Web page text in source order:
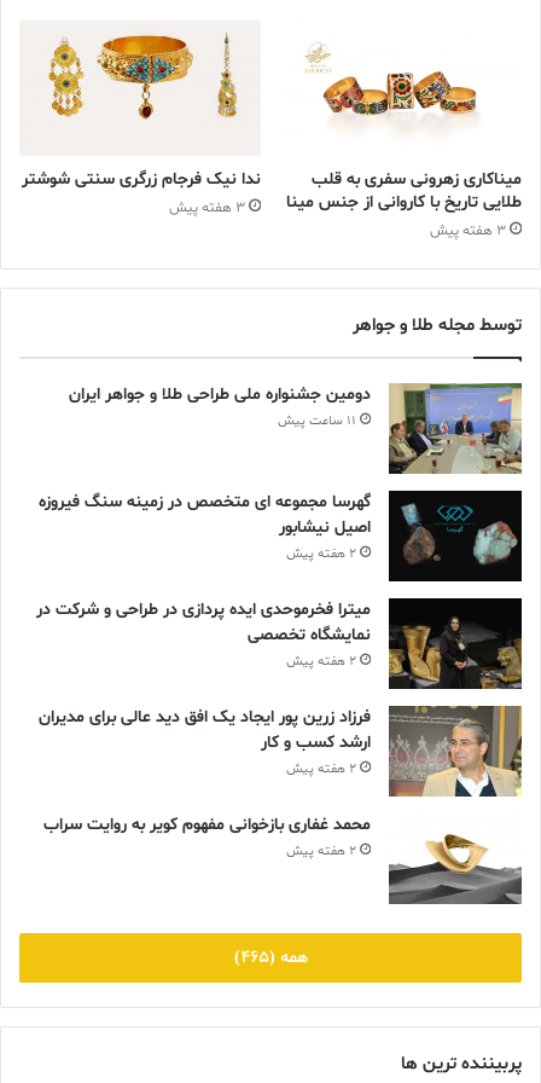
در سال ۱۸۸۹، ژوزف شومه، وارث هنری این خاندان، هدایت برند را بر
عهده گرفت. او با آینده‌نگری بی‌سابقه، تمامی طرح‌ها، نمونه‌های تاج‌ها
و اسناد فروش را از بدو تأسیس در سال ۱۷۸۰ حفظ کرد. در دوران اوج
جنبش نئوکلاسیک، شومه با الهام از هنر باستان، ترکیبی از کامه‌ئوها،
مرواریدها و سنگ‌های سخت را با الماس و یاقوت درآمیخت تا آثاری
خلق کند که هم باشکوه و هم مینیمال بودند.
میناکاری زهرونی سفری به قلب
طلایی تاریخ با کاروانی از جنس مینا
3 هفته پیش
ندا نیک فرجام زرگری سنتی شوشتر
3 هفته پیش
توسط مجله طلا و جواهر
دومین جشنواره ملی طراحی طلا و جواهر ایران
11 ساعت پیش
گهرسا مجموعه ای متخصص در زمینه سنگ فیروزه
اصیل نیشابور
2 هفته پیش
میترا فخرموحدی ایده پردازی در طراحی و شرکت در
نمایشگاه تخصصی
2 هفته پیش
فرزاد زرین پور ایجاد یک افق دید عالی برای مدیران
ارشد کسب و کار
2 هفته پیش
محمد غفاری بازخوانی مفهوم کویر به روایت سراب
2 هفته پیش
همه (465)
پربیننده ترین ها